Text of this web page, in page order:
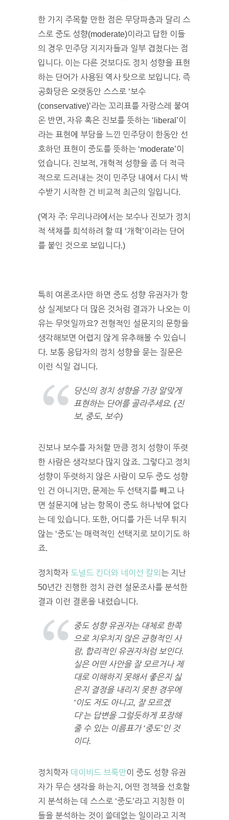
한 가지 주목할 만한 점은 무당파층과 달리 스
스로 중도 성향(moderate)이라고 답한 이들
의 경우 민주당 지지자들과 일부 겹쳤다는 점
입니다. 이는 다른 것보다도 정치 성향을 표현
하는 단어가 사용된 역사 탓으로 보입니다. 즉
공화당은 오랫동안 스스로 ‘보수
(conservative)’라는 꼬리표를 자랑스레 붙여
온 반면, 자유 혹은 진보를 뜻하는 ‘liberal’이
라는 표현에 부담을 느낀 민주당이 한동안 선
호하던 표현이 중도를 뜻하는 ‘moderate’이
었습니다. 진보적, 개혁적 성향을 좀 더 적극
적으로 드러내는 것이 민주당 내에서 다시 박
수받기 시작한 건 비교적 최근의 일입니다.
(역자 주: 우리나라에서는 보수나 진보가 정치
적 색채를 희석하려 할 때 ‘개혁’이라는 단어
를 붙인 것으로 보입니다.)
특히 여론조사만 하면 중도 성향 유권자가 항
상 실제보다 더 많은 것처럼 결과가 나오는 이
유는 무엇일까요? 전형적인 설문지의 문항을
생각해보면 어렵지 않게 유추해볼 수 있습니
다. 보통 응답자의 정치 성향을 묻는 질문은
이런 식일 겁니다.
당신의 정치 성향을 가장 알맞게
표현하는 단어를 골라주세요. (진
보, 중도, 보수)
진보나 보수를 자처할 만큼 정치 성향이 뚜렷
한 사람은 생각보다 많지 않죠. 그렇다고 정치
성향이 뚜렷하지 않은 사람이 모두 중도 성향
인 건 아니지만, 문제는 두 선택지를 빼고 나
면 설문지에 남는 항목이 중도 하나밖에 없다
는 데 있습니다. 또한, 어디를 가든 너무 튀지
않는 ‘중도’는 매력적인 선택지로 보이기도 하
죠.
정치학자 도널드 킨더와 네이선 칼뫼 는 지난
50년간 진행한 정치 관련 설문조사를 분석한
결과 이런 결론을 내렸습니다.
중도 성향 유권자는 대체로 한쪽
으로 치우치지 않은 균형적인 사
람, 합리적인 유권자처럼 보인다.
실은 어떤 사안을 잘 모르거나 제
대로 이해하지 못해서 좋은지 싫
은지 결정을 내리지 못한 경우에
‘이도 저도 아니고, 잘 모르겠
다’는 답변을 그럴듯하게 포장해
줄 수 있는 이름표가 ‘중도’인 것
이다.
정치학자 데이비드 브룩만이 중도 성향 유권
자가 무슨 생각을 하는지, 어떤 정책을 선호할
지 분석하는 데 스스로 ‘중도’라고 지칭한 이
들을 분석하는 것이 쓸데없는 일이라고 지적